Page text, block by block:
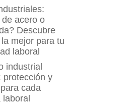
acero o
Descubre
mejor para tu
laboral
industrial
protección y
cada